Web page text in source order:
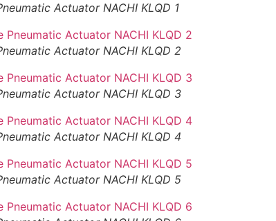
Actuator NACHI KLQD 1
Actuator NACHI KLQD 2
Actuator NACHI KLQD 3
Actuator NACHI KLQD 4
Actuator NACHI KLQD 5